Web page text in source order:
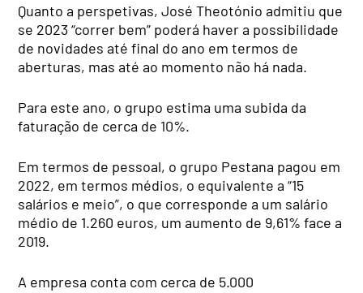
Quanto a perspetivas, José Theotónio admitiu que
se 2023 “correr bem” poderá haver a possibilidade
de novidades até final do ano em termos de
aberturas, mas até ao momento não há nada.
Para este ano, o grupo estima uma subida da
faturação de cerca de 10%.
Em termos de pessoal, o grupo Pestana pagou em
2022, em termos médios, o equivalente a “15
salários e meio”, o que corresponde a um salário
médio de 1.260 euros, um aumento de 9,61% face a
2019.
A empresa conta com cerca de 5.000